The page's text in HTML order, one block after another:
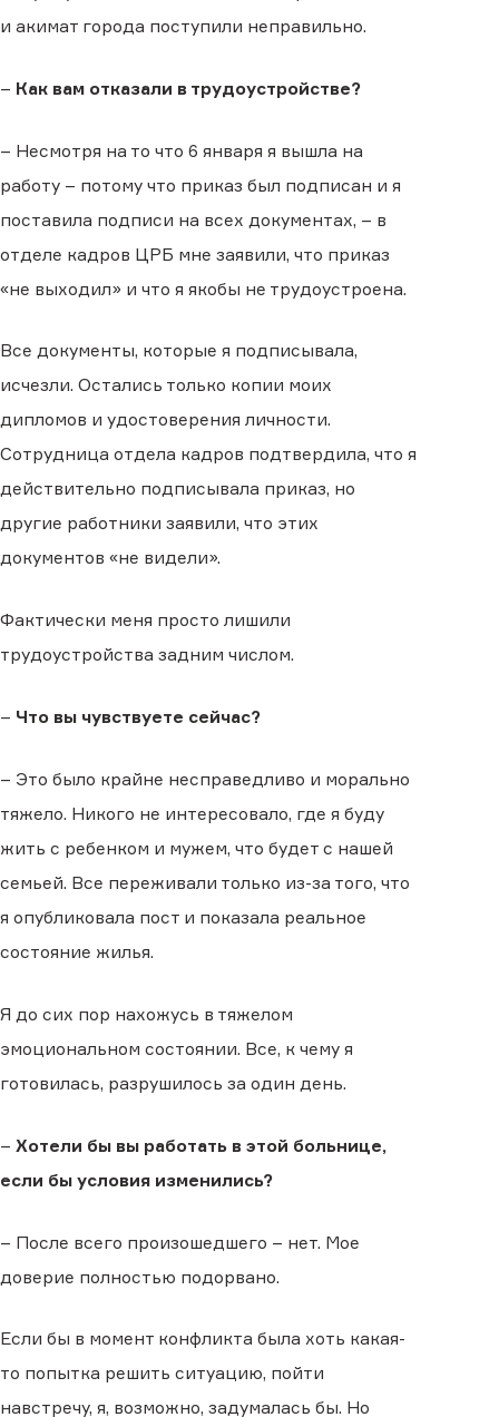
и акимат города поступили неправильно.
– Как вам отказали в трудоустройстве?
– Несмотря на то что 6 января я вышла на
работу – потому что приказ был подписан и я
поставила подписи на всех документах, – в
отделе кадров ЦРБ мне заявили, что приказ
«не выходил» и что я якобы не трудоустроена.
Все документы, которые я подписывала,
исчезли. Остались только копии моих
дипломов и удостоверения личности.
Сотрудница отдела кадров подтвердила, что я
действительно подписывала приказ, но
другие работники заявили, что этих
документов «не видели».
Фактически меня просто лишили
трудоустройства задним числом.
– Что вы чувствуете сейчас?
– Это было крайне несправедливо и морально
тяжело. Никого не интересовало, где я буду
жить с ребенком и мужем, что будет с нашей
семьей. Все переживали только из-за того, что
я опубликовала пост и показала реальное
состояние жилья.
Я до сих пор нахожусь в тяжелом
эмоциональном состоянии. Все, к чему я
готовилась, разрушилось за один день.
– Хотели бы вы работать в этой больнице,
если бы условия изменились?
– После всего произошедшего – нет. Мое
доверие полностью подорвано.
Если бы в момент конфликта была хоть какая-
то попытка решить ситуацию, пойти
навстречу, я, возможно, задумалась бы. Но